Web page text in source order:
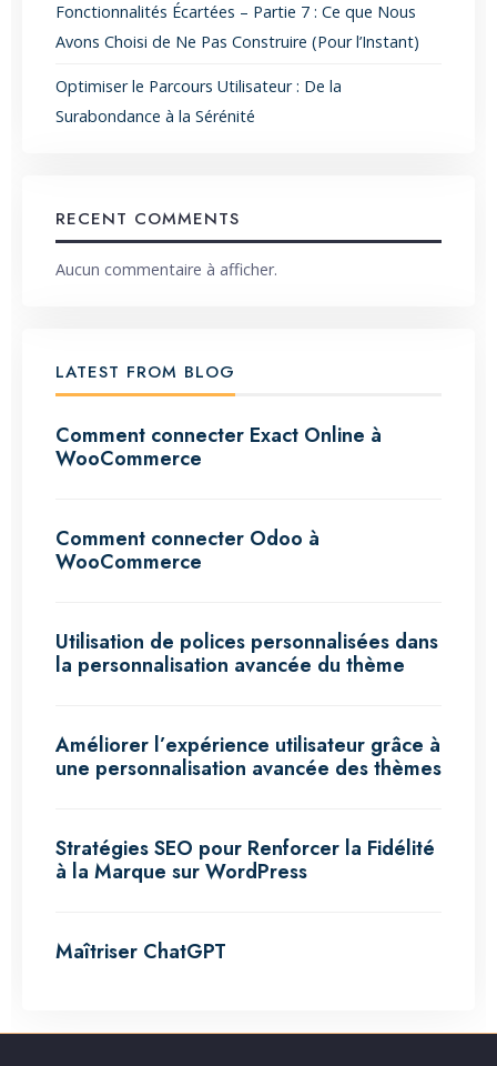
Fonctionnalités Écartées – Partie 7 : Ce que Nous
Avons Choisi de Ne Pas Construire (Pour l’Instant)
Optimiser le Parcours Utilisateur : De la
Surabondance à la Sérénité
RECENT COMMENTS
Aucun commentaire à afficher.
LATEST FROM BLOG
Comment connecter Exact Online à
WooCommerce
Comment connecter Odoo à
WooCommerce
Utilisation de polices personnalisées dans
la personnalisation avancée du thème
Améliorer l’expérience utilisateur grâce à
une personnalisation avancée des thèmes
Stratégies SEO pour Renforcer la Fidélité
à la Marque sur WordPress
Maîtriser ChatGPT